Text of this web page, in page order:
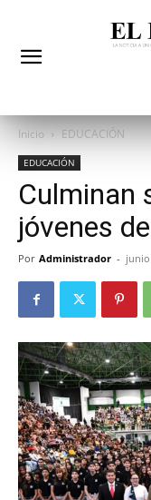
Inicio EDUCACIÓN
EDUCACIÓN
Culminan
jóvenes
Por Administrador - junio